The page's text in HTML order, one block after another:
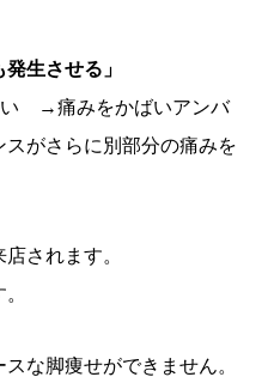
生させる」
い
→痛みをかばいアンバ
がさらに別部分の痛みを
されます。
な脚痩せができません。